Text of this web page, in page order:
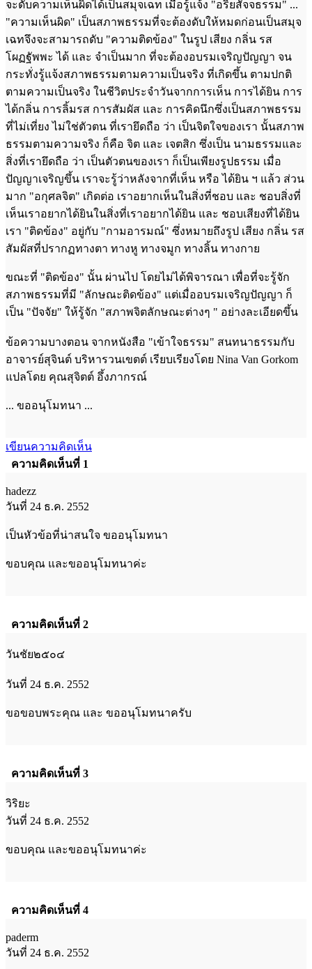
จะดับความเห็นผิดได้เป็นสมุจเฉท เมื่อรู้แจ้ง "อริยสัจจธรรม" ...
"ความเห็นผิด" เป็นสภาพธรรมที่จะต้องดับให้หมดก่อนเป็นสมุจ
เฉทจึงจะสามารถดับ "ความติดข้อง" ในรูป เสียง กลิ่น รส
โผฏฐัพพะ ได้ และ จำเป็นมาก ที่จะต้องอบรมเจริญปัญญา จน
กระทั่งรู้แจ้งสภาพธรรมตามความเป็นจริง ที่เกิดขึ้น ตามปกติ
ตามความเป็นจริง ในชีวิตประจำวันจากการเห็น การได้ยิน การ
ได้กลิ่น การลิ้มรส การสัมผัส และ การคิดนึกซึ่งเป็นสภาพธรรม
ที่ไม่เที่ยง ไม่ใช่ตัวตน ที่เรายึดถือ ว่า เป็นจิตใจของเรา นั้นสภาพ
ธรรมตามความจริง ก็คือ จิต และ เจตสิก ซึ่งเป็น นามธรรมและ
สิ่งที่เรายึดถือ ว่า เป็นตัวตนของเรา ก็เป็นเพียงรูปธรรม เมื่อ
ปัญญาเจริญขึ้น เราจะรู้ว่าหลังจากที่เห็น หรือ ได้ยิน ฯ แล้ว ส่วน
มาก "อกุศลจิต" เกิดต่อ เราอยากเห็นในสิ่งที่ชอบ และ ชอบสิ่งที่
เห็นเราอยากได้ยินในสิ่งที่เราอยากได้ยิน และ ชอบเสียงที่ได้ยิน
เรา "ติดข้อง" อยู่กับ "กามอารมณ์" ซึ่งหมายถึงรูป เสียง กลิ่น รส
สัมผัสที่ปรากฏทางตา ทางหู ทางจมูก ทางลิ้น ทางกาย
ขณะที่ "ติดข้อง" นั้น ผ่านไป โดยไม่ได้พิจารณา เพื่อที่จะรู้จัก
สภาพธรรมที่มี "ลักษณะติดข้อง" แต่เมื่ออบรมเจริญปัญญา ก็
เป็น "ปัจจัย" ให้รู้จัก "สภาพจิตลักษณะต่างๆ " อย่างละเอียดขึ้น
ข้อความบางตอน จากหนังสือ "เข้าใจธรรม" สนทนาธรรมกับ
อาจารย์สุจินต์ บริหารวนเขตต์ เรียบเรียงโดย Nina Van Gorkom
แปลโดย คุณสุจิตต์ อึ้งภากรณ์
... ขออนุโมทนา ...
เขียนความคิดเห็น
ความคิดเห็นที่ 1
hadezz
วันที่ 24 ธ.ค. 2552
เป็นหัวข้อที่น่าสนใจ ขออนุโมทนา
ขอบคุณ และขออนุโมทนาค่ะ
ความคิดเห็นที่ 2
วันชัย๒๕๐๔
วันที่ 24 ธ.ค. 2552
ขอขอบพระคุณ และ ขออนุโมทนาครับ
ความคิดเห็นที่ 3
วิริยะ
วันที่ 24 ธ.ค. 2552
ขอบคุณ และขออนุโมทนาค่ะ
ความคิดเห็นที่ 4
paderm
วันที่ 24 ธ.ค. 2552